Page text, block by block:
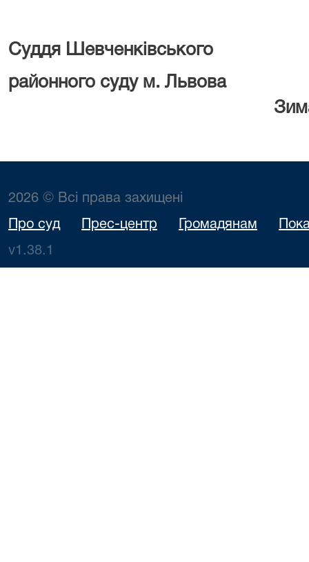
Суддя Шевченківського
районного суду м. Львова
Зима
2026 © Всі права захищені
Про суд Прес-центр Громадянам
v1.38.1